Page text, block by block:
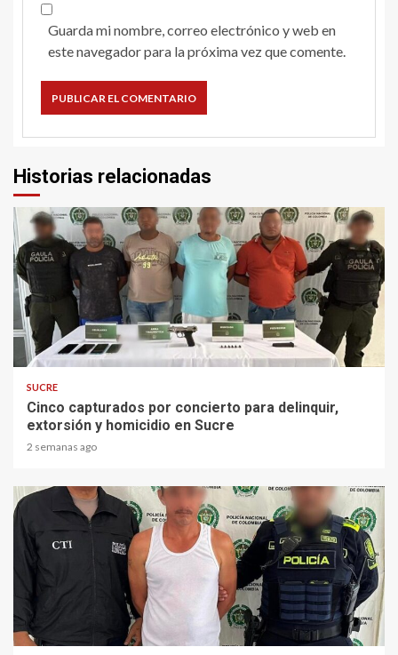
Guarda mi nombre, correo electrónico y web en
este navegador para la próxima vez que comente.
Historias relacionadas
2 min read
SUCRE
Cinco capturados por concierto para delinquir,
extorsión y homicidio en Sucre
2 semanas ago
1 min read